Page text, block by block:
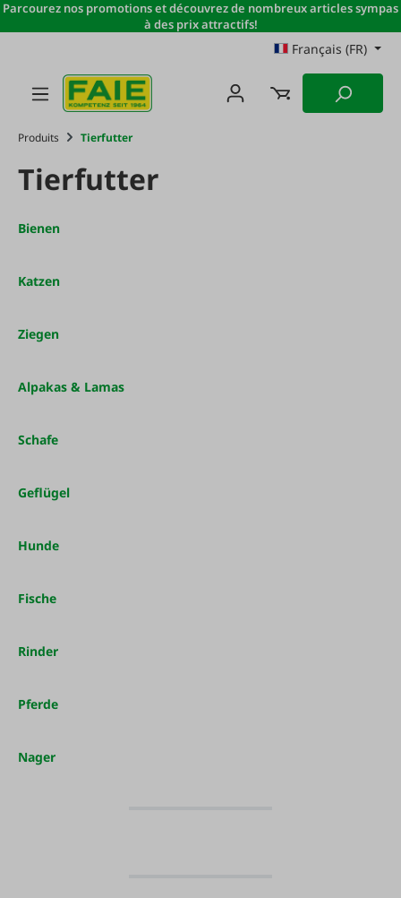
Passer au contenu principal
Parcourez nos promotions et découvrez de nombreux articles sympas
à des prix attractifs!
Français (FR)
Produits Tierfutter
Tierfutter
Bienen
Katzen
Ziegen
Alpakas & Lamas
Schafe
Geflügel
Hunde
Fische
Rinder
Pferde
Nager